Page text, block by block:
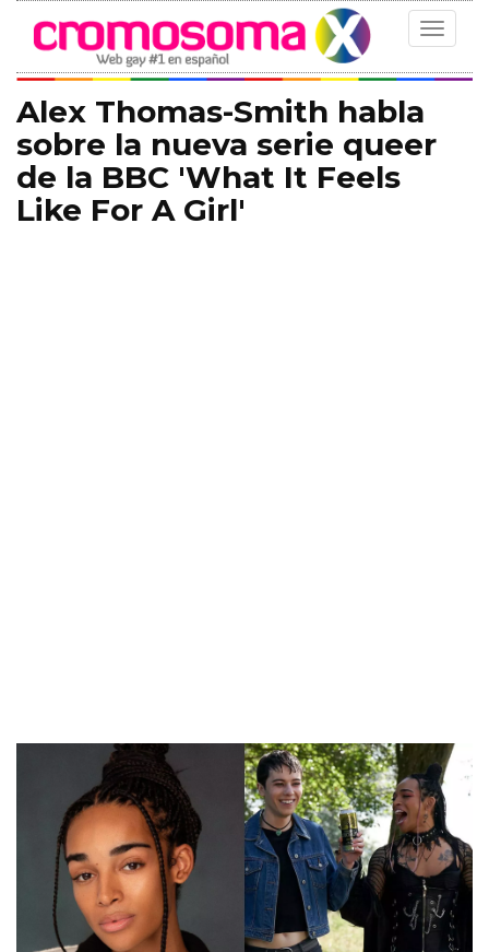
Toggle
Alex Thomas-Smith habla
sobre la nueva serie queer
de la BBC 'What It Feels
Like For A Girl'